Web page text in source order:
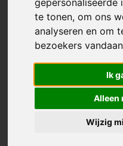
gepersonaliseerde
te tonen, om ons
analyseren en om
bezoekers
Ik
Alleen
Wijzig
Artikelnummer:292203